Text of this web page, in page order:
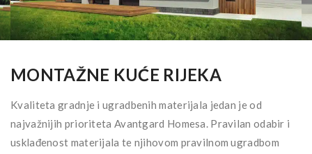
MONTAŽNE KUĆE RIJEKA
Kvaliteta gradnje i ugradbenih materijala jedan je od
najvažnijih prioriteta Avantgard Homesa. Pravilan odabir i
usklađenost materijala te njihovom pravilnom ugradbom